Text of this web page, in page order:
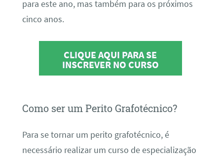
para este ano, mas também para os próximos
cinco anos.
CLIQUE AQUI PARA SE
INSCREVER NO CURSO
Como ser um Perito Grafotécnico?
Para se tornar um perito grafotécnico, é
necessário realizar um curso de especialização